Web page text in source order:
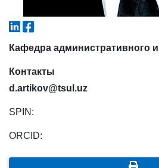
Кафедра административного
Контакты
d.artikov@tsul.uz
SPIN:
ORCID: